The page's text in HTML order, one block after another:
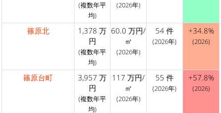
(複数年平
均)
(2026年)
篠原北
1,378 万
円
(複数年平
均)
60.0 万円/
㎡
(2026年)
54 件
(2026年)
+34.8%
(2026)
篠原台町
3,957 万
円
(複数年平
均)
117 万円/
㎡
(2026年)
55 件
(2026年)
+57.8%
(2026)